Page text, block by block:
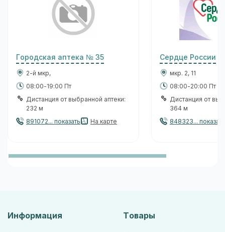
Городская аптека № 35
2-й мкр,
08:00-19:00 Пт
Дистанция от выбранной аптеки:
232 м
891072... показать
На карте
Сердце России
мкр. 2, 11
08:00-20:00 Пт
Дистанция от
364 м
848323... показать
Информация Товары